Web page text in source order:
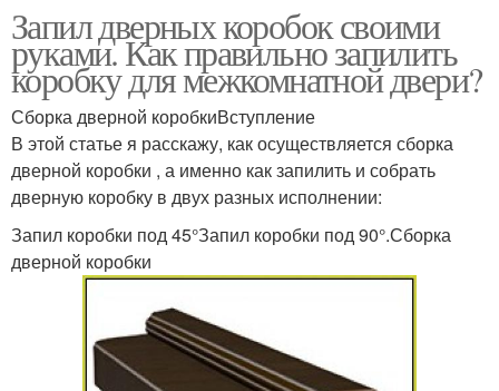
Запил дверных коробок своими
руками. Как правильно запилить
коробку для межкомнатной двери?
Сборка дверной коробкиВступление
В этой статье я расскажу, как осуществляется сборка
дверной коробки , а именно как запилить и собрать
дверную коробку в двух разных исполнении:
Запил коробки под 45°Запил коробки под 90°.Сборка
дверной коробки